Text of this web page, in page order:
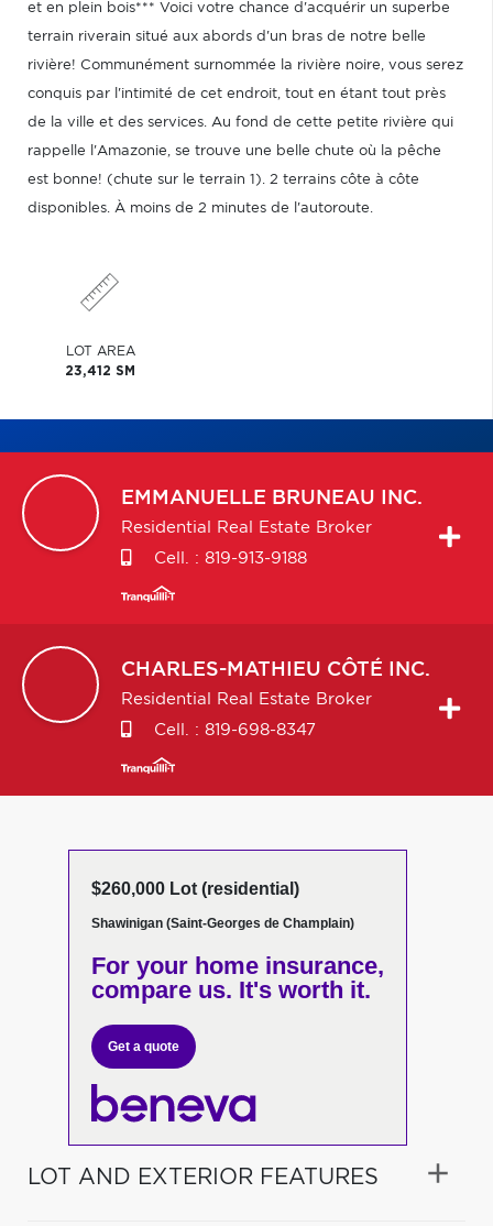
et en plein bois*** Voici votre chance d'acquérir un superbe
terrain riverain situé aux abords d'un bras de notre belle
rivière! Communément surnommée la rivière noire, vous serez
conquis par l'intimité de cet endroit, tout en étant tout près
de la ville et des services. Au fond de cette petite rivière qui
rappelle l'Amazonie, se trouve une belle chute où la pêche
est bonne! (chute sur le terrain 1). 2 terrains côte à côte
disponibles. À moins de 2 minutes de l'autoroute.
LOT AREA
23,412 SM
EMMANUELLE BRUNEAU INC.
Residential Real Estate Broker
Cell. : 819-913-9188
CHARLES-MATHIEU CÔTÉ INC.
Residential Real Estate Broker
Cell. : 819-698-8347
$260,000 Lot (residential)
Shawinigan (Saint-Georges de Champlain)
For your home insurance,
compare us. It's worth it.
Get a quote
LOT AND EXTERIOR FEATURES